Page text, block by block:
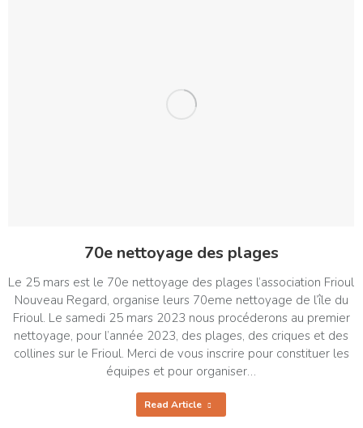
70e nettoyage des plages
Le 25 mars est le 70e nettoyage des plages l’association Frioul
Nouveau Regard, organise leurs 70eme nettoyage de l’île du
Frioul. Le samedi 25 mars 2023 nous procéderons au premier
nettoyage, pour l’année 2023, des plages, des criques et des
collines sur le Frioul. Merci de vous inscrire pour constituer les
équipes et pour organiser…
Read Article